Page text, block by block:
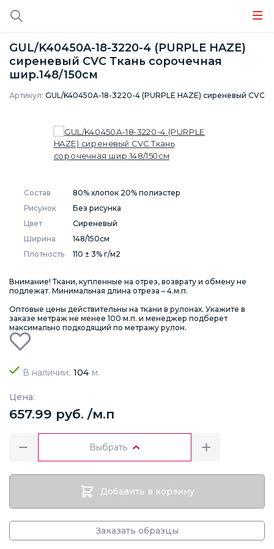
GUL/K40450A-18-3220-4 (PURPLE HAZE)
сиреневый CVC Ткань сорочечная
шир.148/150см
Артикул: GUL/K40450A-18-3220-4 (PURPLE HAZE) сиреневый CVC
Состав
80% хлопок 20% полиэстер
Рисунок
Без рисунка
Цвет
Сиреневый
Ширина
148/150см
Плотность
110 ± 3% г/м2
Внимание! Ткани, купленные на отрез, возврату и обмену не
подлежат. Минимальная длина отреза – 4.м.п.
Оптовые цены действительны на ткани в рулонах. Укажите в
заказе метраж не менее 100 м.п. и менеджер подберет
максимально подходящий по метражу рулон.
В наличии: 104 м.
Цена:
657.99 руб. /м.п
Выбрать
Добавить в корзину
Заказать образцы